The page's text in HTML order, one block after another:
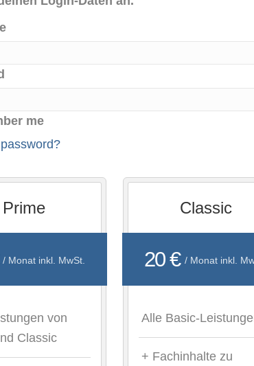
me
Prime
/ Monat inkl. MwSt.
von
Classic
Classic
20 € / Monat inkl.
Alle Basic-
+ Fachinhalte zu